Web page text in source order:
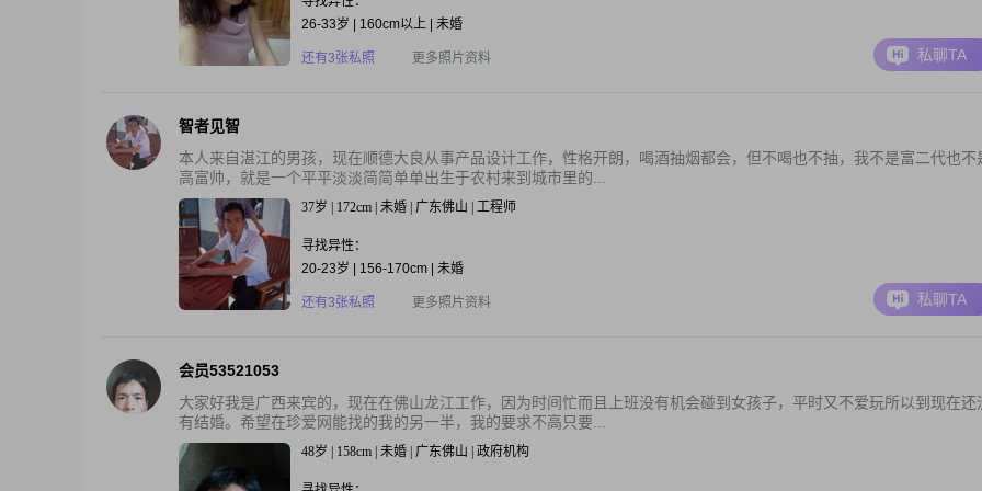
26-33岁 | 160cm以上 | 未婚
还有3张私照 更多照片资料 私聊TA
智者见智
本人来自湛江的男孩，现在顺德大良从事产品设计工作，性格开朗，喝酒抽烟都会，但不喝也不抽，我不是富二代也不
高富帅，就是一个平平淡淡简简单单出生于农村来到城市里的...
37岁 | 172cm | 未婚 | 广东佛山 | 工程师
寻找异性：
20-23岁 | 156-170cm | 未婚
还有3张私照 更多照片资料 私聊TA
会员53521053
大家好我是广西来宾的，现在在佛山龙江工作，因为时间忙而且上班没有机会碰到女孩子，平时又不爱玩所以到现在还
有结婚。希望在珍爱网能找的我的另一半，我的要求不高只要...
48岁 | 158cm | 未婚 | 广东佛山 | 政府机构